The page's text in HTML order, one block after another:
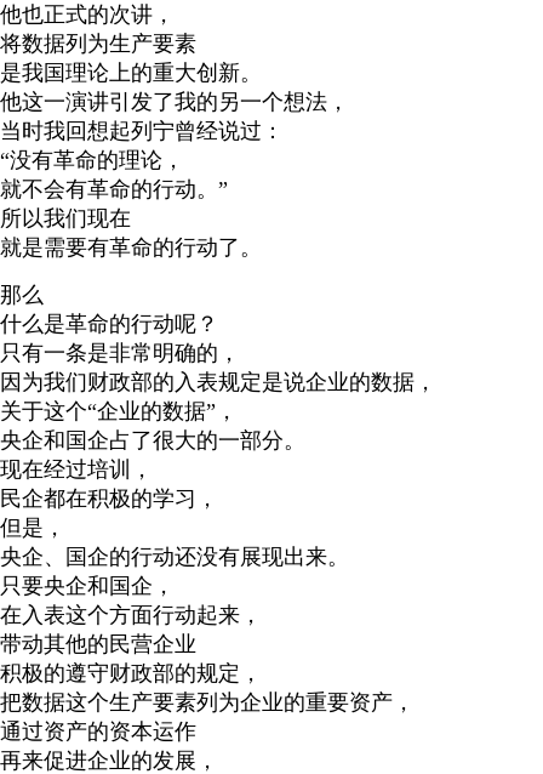
他也正式的次讲，
将数据列为生产要素
是我国理论上的重大创新。
他这一演讲引发了我的另一个想法，
当时我回想起列宁曾经说过：
“没有革命的理论，
就不会有革命的行动。”
所以我们现在
就是需要有革命的行动了。
那么
什么是革命的行动呢？
只有一条是非常明确的，
因为我们财政部的入表规定是说企业的数据，
关于这个“企业的数据”，
央企和国企占了很大的一部分。
现在经过培训，
民企都在积极的学习，
但是，
央企、国企的行动还没有展现出来。
只要央企和国企，
在入表这个方面行动起来，
带动其他的民营企业
积极的遵守财政部的规定，
把数据这个生产要素列为企业的重要资产，
通过资产的资本运作
再来促进企业的发展，